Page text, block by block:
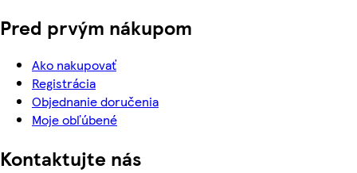
Pred prvým nákupom
Ako nakupovať
Registrácia
Objednanie doručenia
Moje obľúbené
Kontaktujte nás